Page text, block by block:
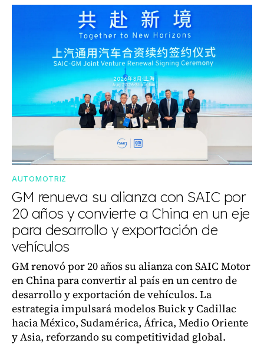
AUTOMOTRIZ
GM renueva su alianza con SAIC por
20 años y convierte a China en un eje
para desarrollo y exportación de
vehículos
GM renovó por 20 años su alianza con SAIC Motor
en China para convertir al país en un centro de
desarrollo y exportación de vehículos. La
estrategia impulsará modelos Buick y Cadillac
hacia México, Sudamérica, África, Medio Oriente
y Asia, reforzando su competitividad global.